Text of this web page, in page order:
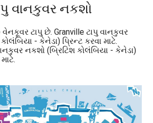
વાનકુવર નકશો
ટાપુ છે. Granville ટાપુ વાનકુવર
- કેનેડા) પ્રિન્ટ કરવા માટે.
નકશો (બ્રિટિશ કોલંબિયા - કેનેડા)